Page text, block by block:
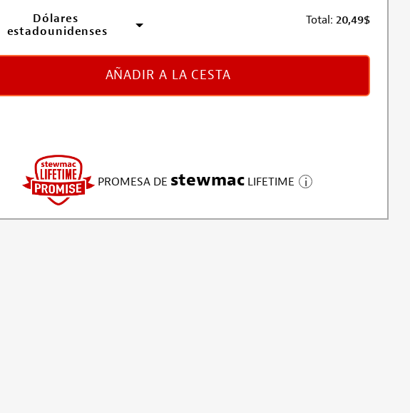
Dólares
estadounidenses
Total: 20,49$
AÑADIR A LA CESTA
PROMESA DE stewmac LIFETIME